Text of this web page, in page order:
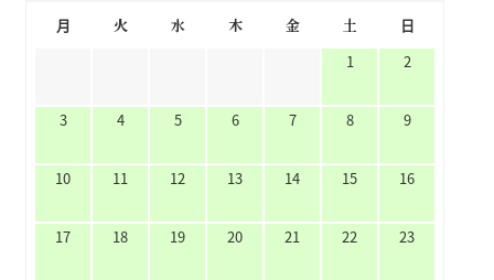
月 火 水 木 金 土
日
1
2
3 4 5 6 7 8 9
10 11 12 13 14 15 16
17 18 19 20 21 22 23